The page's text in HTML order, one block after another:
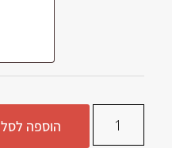
הוספה לסל